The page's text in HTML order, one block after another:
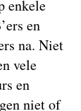
enkele
en
na. Niet
vele
en
niet of